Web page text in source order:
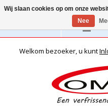
Nederlands
Welkom bezoeker, u kunt
Wij slaan cookies op om onze
Nee